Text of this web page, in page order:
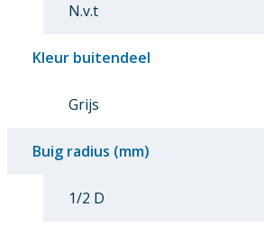
N.v.t
Kleur buitendeel
Grijs
Buig radius (mm)
1/2 D